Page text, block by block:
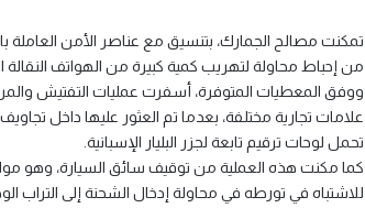
تمكنت مصالح الجمارك، بتنسيق مع عناصر الأمن العاملة
من إحباط محاولة لتهريب كمية كبيرة من الهواتف
علامات تجارية مختلفة، بعدما تم العثور عليها داخل
تحمل لوحات ترقيم تابعة لجزر البليار الإسبانية.
للاشتباه في تورطه في محاولة إدخال الشحنة إلى التراب